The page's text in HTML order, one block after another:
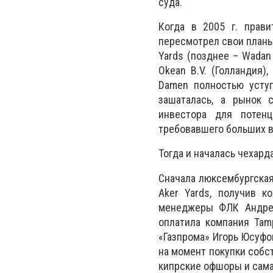
Когда в 2005 г.
пересмотрел свои
Yards (позднее –
Okean В.V.
Damen полностью
зашаталась, а рынок
инвестора для
требовавшего больших
Тогда и началась
Сначала
Aker Yards, получив
менеджеры ФЛК
оплатила компания
«Газпрома» Игорь
на момент покупки
кипрские офшоры и